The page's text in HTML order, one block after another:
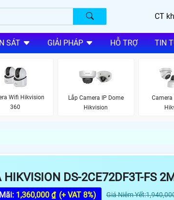
CT
SÁT GIẢI PHÁP HỖ TRỢ TIN
Wifi Hikvision
360
Lắp Camera IP Dome
Hikvision
Camera
HIKVISION DS-2CE72DF3T-FS
1,360,000 ₫ (+ VAT 8%) Giá Niêm